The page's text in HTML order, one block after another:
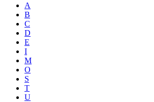
A
B
C
D
E
I
M
O
S
T
U